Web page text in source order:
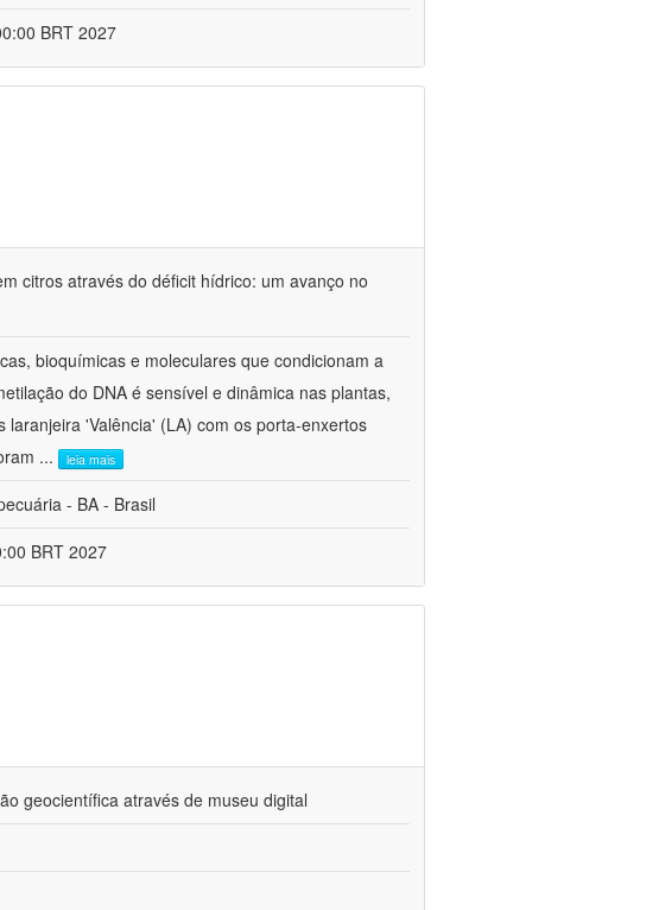
BRT 2027
citros através do déficit hídrico: um avanço no
bioquímicas e moleculares que condicionam a
do DNA é sensível e dinâmica nas plantas,
'Valência' (LA) com os porta-enxertos
... leia mais
- BA - Brasil
BRT 2027
geocientífica através de museu digital